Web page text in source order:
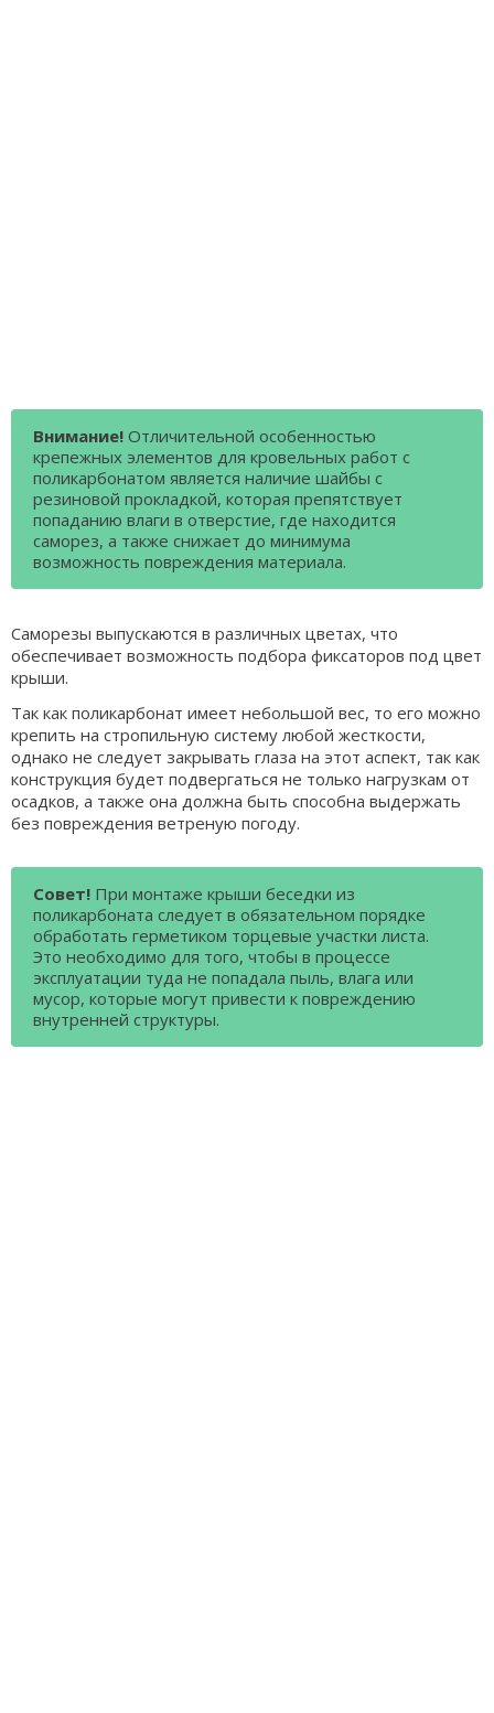
Внимание! Отличительной особенностью
крепежных элементов для кровельных работ с
поликарбонатом является наличие шайбы с
резиновой прокладкой, которая препятствует
попаданию влаги в отверстие, где находится
саморез, а также снижает до минимума
возможность повреждения материала.
Саморезы выпускаются в различных цветах, что
обеспечивает возможность подбора фиксаторов под цвет
крыши.
Так как поликарбонат имеет небольшой вес, то его можно
крепить на стропильную систему любой жесткости,
однако не следует закрывать глаза на этот аспект, так как
конструкция будет подвергаться не только нагрузкам от
осадков, а также она должна быть способна выдержать
без повреждения ветреную погоду.
Совет! При монтаже крыши беседки из
поликарбоната следует в обязательном порядке
обработать герметиком торцевые участки листа.
Это необходимо для того, чтобы в процессе
эксплуатации туда не попадала пыль, влага или
мусор, которые могут привести к повреждению
внутренней структуры.